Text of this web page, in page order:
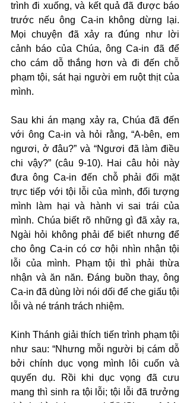
trình đi xuống, và kết quả đã được báo
trước nếu ông Ca-in không dừng lại.
Mọi chuyện đã xảy ra đúng như lời
cảnh báo của Chúa, ông Ca-in đã để
cho cám dỗ thắng hơn và đi đến chỗ
phạm tội, sát hại người em ruột thịt của
mình.
Sau khi án mạng xảy ra, Chúa đã đến
với ông Ca-in và hỏi rằng, “A-bên, em
ngươi, ở đâu?” và “Ngươi đã làm điều
chi vậy?” (câu 9-10). Hai câu hỏi này
đưa ông Ca-in đến chỗ phải đối mặt
trực tiếp với tội lỗi của mình, đối tượng
mình làm hại và hành vi sai trái của
mình. Chúa biết rõ những gì đã xảy ra,
Ngài hỏi không phải để biết nhưng để
cho ông Ca-in có cơ hội nhìn nhận tội
lỗi của mình. Phạm tội thì phải thừa
nhận và ăn năn. Đáng buồn thay, ông
Ca-in đã dùng lời nói dối để che giấu tội
lỗi và né tránh trách nhiệm.
Kinh Thánh giải thích tiến trình phạm tội
như sau: “Nhưng mỗi người bị cám dỗ
bởi chính dục vọng mình lôi cuốn và
quyến dụ. Rồi khi dục vọng đã cưu
mang thì sinh ra tội lỗi; tội lỗi đã trưởng